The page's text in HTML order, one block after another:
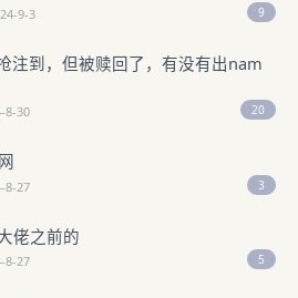
9-3 9
注到，但被赎回了，有没有出nam
8-30 20
8-27 3
佬之前的
8-27 5